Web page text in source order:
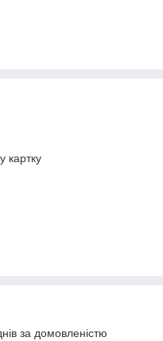
картку
за домовленістю